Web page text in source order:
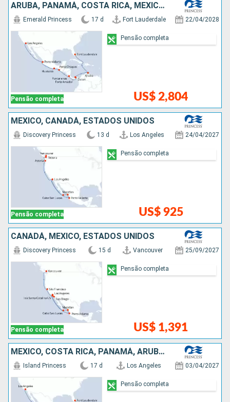
ARUBA, PANAMÁ, COSTA RICA, MÉXICO, ESTADOS UNIDOS
Pensão completa
Emerald Princess 17 d Fort Lauderdale 22/04/2028
US$ 2,804
Pensão completa
MÉXICO, CANADÁ, ESTADOS UNIDOS
Pensão completa
Discovery Princess 13 d Los Angeles 24/04/2027
US$ 925
Pensão completa
CANADÁ, MÉXICO, ESTADOS UNIDOS
Pensão completa
Discovery Princess 15 d Vancouver 25/09/2027
US$ 1,391
Pensão completa
MÉXICO, COSTA RICA, PANAMÁ, ARUBA, ESTADOS UNIDOS
Island Princess 17 d Los Angeles 03/04/2027
Pensão completa